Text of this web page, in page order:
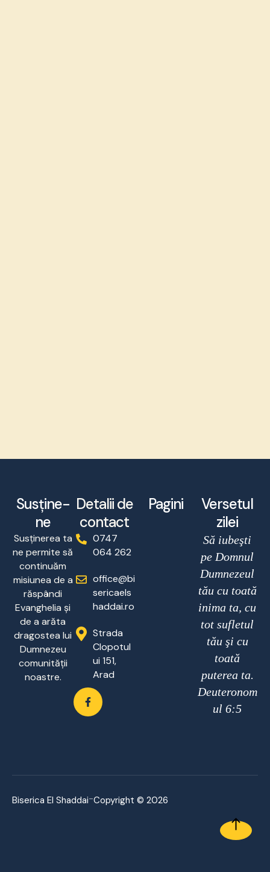
Susține-
ne
Susținerea ta
ne permite să
continuăm
misiunea de a
răspândi
Evanghelia și
de a arăta
dragostea lui
Dumnezeu
comunității
noastre.
Detalii de
contact
0747
064 262
office@bi
sericaels
haddai.ro
Strada
Clopotul
ui 151,
Arad
Pagini
Versetul
zilei
Să iubeşti
pe Domnul
Dumnezeul
tău cu toată
inima ta, cu
tot sufletul
tău şi cu
toată
puterea ta.
Deuteronom
ul 6:5
Biserica El Shaddai-Copyright © 2026